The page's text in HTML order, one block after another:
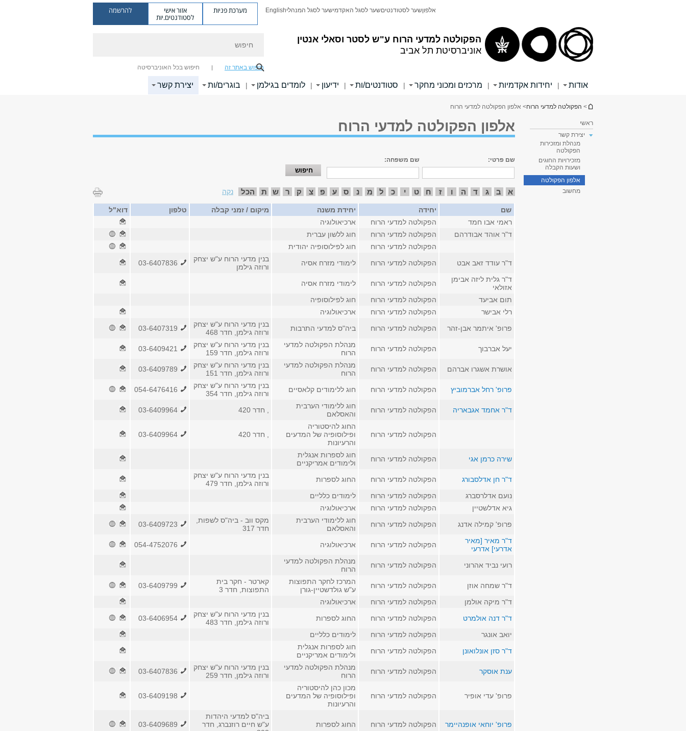
הפקולטה למדעי הרוח ע"ש לסטר וסאלי אנטין
אוניברסיטת תל אביב
אלפוןשער לסטודנטיםשער לסגל האקדמישער לסגל המנהליEnglish מערכת פניות אזור אישי
לסטודנטים.יות
להרשמה
חיפוש באתר זה חיפוש בכל האוניברסיטה
אודות | יחידות אקדמיות | מרכזים ומכוני מחקר | סטודנטים/ות | ידיעון | לומדים בגילמן | בוגרים/ות יצירת קשר
הינך נמצא כאן
> הפקולטה למדעי הרוח> אלפון הפקולטה למדעי הרוח
ראשי
יצירת קשר
מנהלת ומזכירות
הפקולטה
מזכירויות החוגים
ושעות הקבלה
אלפון הפקולטה
מחשוב
אלפון הפקולטה למדעי הרוח
שם פרטי: שם משפחה:
א ב ג ד ה ו ז ח ט י כ ל מ נ ס ע פ צ ק ר ש ת הכל נקה
שם יחידה יחידת משנה מיקום / זמני קבלה טלפון
דוא"ל
ראמי אבו חמד
הפקולטה למדעי הרוח
ארכיאולוגיה
ד"ר אוהד אבודרהם
הפקולטה למדעי הרוח
חוג ללשון עברית
הפקולטה למדעי הרוח
חוג לפילוסופיה יהודית
ד"ר עודד זאב אבט
הפקולטה למדעי הרוח לימודי מזרח אסיה
בנין מדעי הרוח ע"ש יצחק
ורוזה גילמן
ד"ר גלית ליזה אבימן
אזולאי
הפקולטה למדעי הרוח
לימודי מזרח אסיה
תום אביעד
הפקולטה למדעי הרוח
חוג לפילוסופיה
רלי אבישר
הפקולטה למדעי הרוח
ארכיאולוגיה
פרופ' איתמר אבן-זהר
הפקולטה למדעי הרוח ביה"ס למדעי התרבות
בנין מדעי הרוח ע"ש יצחק
ורוזה גילמן, חדר 468
יעל אברבוך הפקולטה למדעי הרוח
מנהלת הפקולטה למדעי
הרוח
בנין מדעי הרוח ע"ש יצחק
ורוזה גילמן, חדר 159
אושרת אשגרו אברהם הפקולטה למדעי הרוח
מנהלת הפקולטה למדעי
הרוח
בנין מדעי הרוח ע"ש יצחק
ורוזה גילמן, חדר 151
פרופ' רחל אברמוביץ הפקולטה למדעי הרוח חוג ללימודים קלאסיים
בנין מדעי הרוח ע"ש יצחק
ורוזה גילמן, חדר 354
ד"ר אחמד אגבאריה הפקולטה למדעי הרוח
חוג ללימודי הערבית
והאסלאם
, חדר 420
הפקולטה למדעי הרוח
החוג להיסטוריה
ופילוסופיה של המדעים
והרעיונות
, חדר 420
שירה כרמן אגי הפקולטה למדעי הרוח
חוג לספרות אנגלית
ולימודים אמריקניים
ד"ר חן אדלסבורג
הפקולטה למדעי הרוח החוג לספרות
בנין מדעי הרוח ע"ש יצחק
ורוזה גילמן, חדר 479
נועם אדלרסברג
הפקולטה למדעי הרוח
לימודים כלליים
גיא אדלשטיין
הפקולטה למדעי הרוח
ארכיאולוגיה
פרופ' קמילה אדנג
הפקולטה למדעי הרוח
חוג ללימודי הערבית
והאסלאם
מקס ווב - ביה"ס לשפות,
חדר 317
ד"ר מאיר [מאיר
אדרעי] אדרעי
הפקולטה למדעי הרוח ארכיאולוגיה
רועי נביד אהרוני הפקולטה למדעי הרוח
מנהלת הפקולטה למדעי
הרוח
ד"ר שמחה אוזן
הפקולטה למדעי הרוח
המרכז לחקר התפוצות
ע"ש גולדשטיין-גורן
קארטר - חקר בית
התפוצות, חדר 3
ד"ר מיקה אולמן
הפקולטה למדעי הרוח
ארכיאולוגיה
ד"ר דנה אולמרט
הפקולטה למדעי הרוח החוג לספרות
בנין מדעי הרוח ע"ש יצחק
ורוזה גילמן, חדר 483
יואב אונגר
הפקולטה למדעי הרוח
לימודים כלליים
ד"ר סזן אונלואונן
הפקולטה למדעי הרוח
חוג לספרות אנגלית
ולימודים אמריקניים
ענת אוסקר
הפקולטה למדעי הרוח
מנהלת הפקולטה למדעי
הרוח
בנין מדעי הרוח ע"ש יצחק
ורוזה גילמן, חדר 259
פרופ' עדי אופיר הפקולטה למדעי הרוח
מכון כהן להיסטוריה
ופילוסופיה של המדעים
והרעיונות
פרופ' יוחאי אופנהיימר הפקולטה למדעי הרוח החוג לספרות
ביה"ס למדעי היהדות
ע"ש חיים רוזנברג, חדר